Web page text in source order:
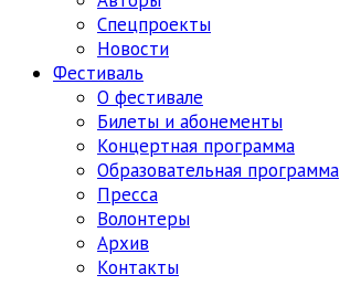
Спецпроекты
Новости
Фестиваль
О фестивале
Билеты и абонементы
Концертная программа
Образовательная программа
Пресса
Волонтеры
Архив
Контакты